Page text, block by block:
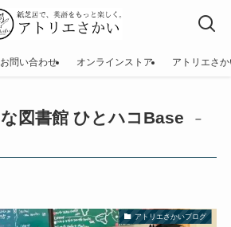
問い合わせ オンラインストア アトリエさ
図書館 ひとハコBase
–
アトリエさかいブログ